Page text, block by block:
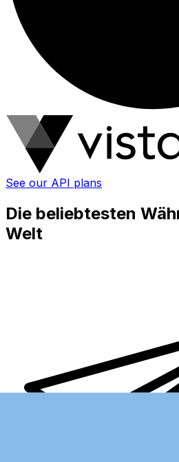
See our API plans
Die beliebtesten
Welt